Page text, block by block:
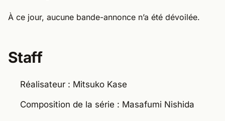
À ce jour, aucune bande-annonce n’a été dévoilée.
Staff
Réalisateur : Mitsuko Kase
Composition de la série : Masafumi Nishida